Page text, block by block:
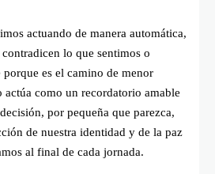
actuando de manera automática,
lo que sentimos o
porque es el camino de menor
actúa como un recordatorio amable
por pequeña que parezca,
de nuestra identidad y de la paz
al final de cada jornada.